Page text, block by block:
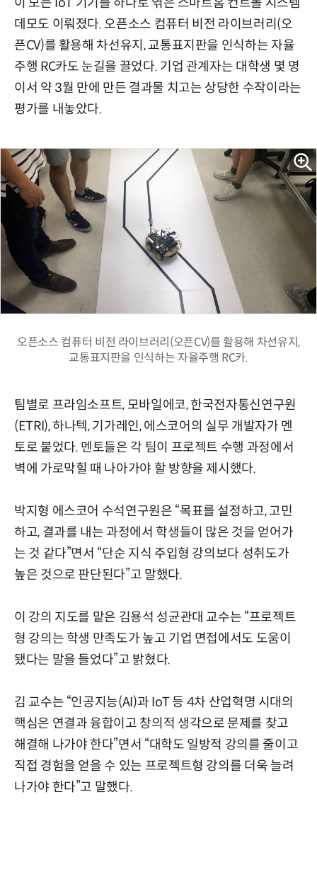
데모도 이뤄졌다. 오픈소스 컴퓨터 비전 라이브러리(오
픈CV)를 활용해 차선유지, 교통표지판을 인식하는 자율
주행 RC카도 눈길을 끌었다. 기업 관계자는 대학생 몇 명
이서 약 3월 만에 만든 결과물 치고는 상당한 수작이라는
평가를 내놓았다.
오픈소스 컴퓨터 비전 라이브러리(오픈CV)를 활용해 차선유지,
교통표지판을 인식하는 자율주행 RC카.
팀별로 프라임소프트, 모바일에코, 한국전자통신연구원
(ETRI), 하나텍, 기가레인, 에스코어의 실무 개발자가 멘
토로 붙었다. 멘토들은 각 팀이 프로젝트 수행 과정에서
벽에 가로막힐 때 나아가야 할 방향을 제시했다.
박지형 에스코어 수석연구원은 “목표를 설정하고, 고민
하고, 결과를 내는 과정에서 학생들이 많은 것을 얻어가
는 것 같다”면서 “단순 지식 주입형 강의보다 성취도가
높은 것으로 판단된다”고 말했다.
이 강의 지도를 맡은 김용석 성균관대 교수는 “프로젝트
형 강의는 학생 만족도가 높고 기업 면접에서도 도움이
됐다는 말을 들었다”고 밝혔다.
김 교수는 “인공지능(AI)과 IoT 등 4차 산업혁명 시대의
핵심은 연결과 융합이고 창의적 생각으로 문제를 찾고
해결해 나가야 한다”면서 “대학도 일방적 강의를 줄이고
직접 경험을 얻을 수 있는 프로젝트형 강의를 더욱 늘려
나가야 한다”고 말했다.